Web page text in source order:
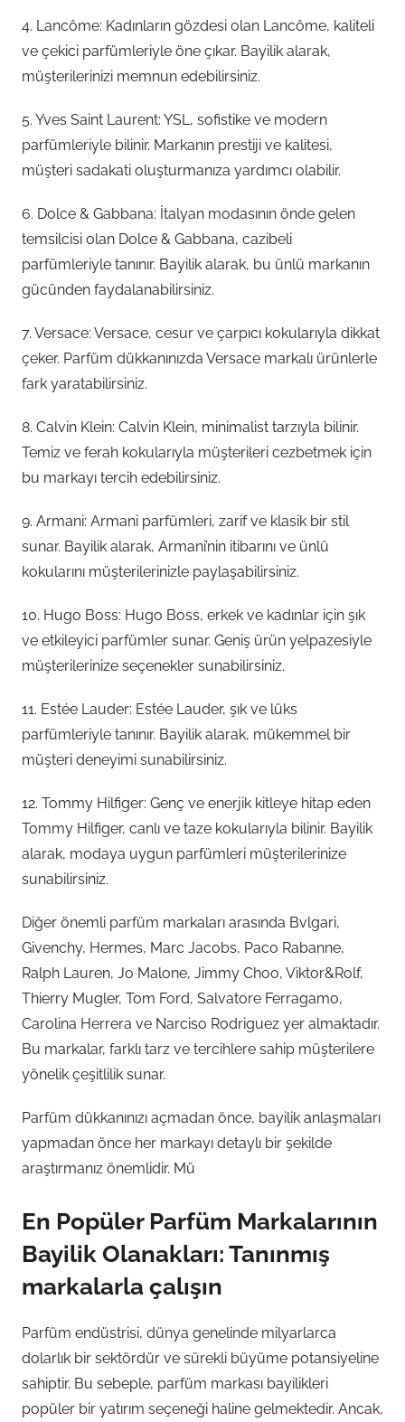
4. Lancôme: Kadınların gözdesi olan Lancôme, kaliteli
ve çekici parfümleriyle öne çıkar. Bayilik alarak,
müşterilerinizi memnun edebilirsiniz.
5. Yves Saint Laurent: YSL, sofistike ve modern
parfümleriyle bilinir. Markanın prestiji ve kalitesi,
müşteri sadakati oluşturmanıza yardımcı olabilir.
6. Dolce & Gabbana: İtalyan modasının önde gelen
temsilcisi olan Dolce & Gabbana, cazibeli
parfümleriyle tanınır. Bayilik alarak, bu ünlü markanın
gücünden faydalanabilirsiniz.
7. Versace: Versace, cesur ve çarpıcı kokularıyla dikkat
çeker. Parfüm dükkanınızda Versace markalı ürünlerle
fark yaratabilirsiniz.
8. Calvin Klein: Calvin Klein, minimalist tarzıyla bilinir.
Temiz ve ferah kokularıyla müşterileri cezbetmek için
bu markayı tercih edebilirsiniz.
9. Armani: Armani parfümleri, zarif ve klasik bir stil
sunar. Bayilik alarak, Armani’nin itibarını ve ünlü
kokularını müşterilerinizle paylaşabilirsiniz.
10. Hugo Boss: Hugo Boss, erkek ve kadınlar için şık
ve etkileyici parfümler sunar. Geniş ürün yelpazesiyle
müşterilerinize seçenekler sunabilirsiniz.
11. Estée Lauder: Estée Lauder, şık ve lüks
parfümleriyle tanınır. Bayilik alarak, mükemmel bir
müşteri deneyimi sunabilirsiniz.
12. Tommy Hilfiger: Genç ve enerjik kitleye hitap eden
Tommy Hilfiger, canlı ve taze kokularıyla bilinir. Bayilik
alarak, modaya uygun parfümleri müşterilerinize
sunabilirsiniz.
Diğer önemli parfüm markaları arasında Bvlgari,
Givenchy, Hermes, Marc Jacobs, Paco Rabanne,
Ralph Lauren, Jo Malone, Jimmy Choo, Viktor&Rolf,
Thierry Mugler, Tom Ford, Salvatore Ferragamo,
Carolina Herrera ve Narciso Rodriguez yer almaktadır.
Bu markalar, farklı tarz ve tercihlere sahip müşterilere
yönelik çeşitlilik sunar.
Parfüm dükkanınızı açmadan önce, bayilik anlaşmaları
yapmadan önce her markayı detaylı bir şekilde
araştırmanız önemlidir. Mü
En Popüler Parfüm Markalarının
Bayilik Olanakları: Tanınmış
markalarla çalışın
Parfüm endüstrisi, dünya genelinde milyarlarca
dolarlık bir sektördür ve sürekli büyüme potansiyeline
sahiptir. Bu sebeple, parfüm markası bayilikleri
popüler bir yatırım seçeneği haline gelmektedir. Ancak,